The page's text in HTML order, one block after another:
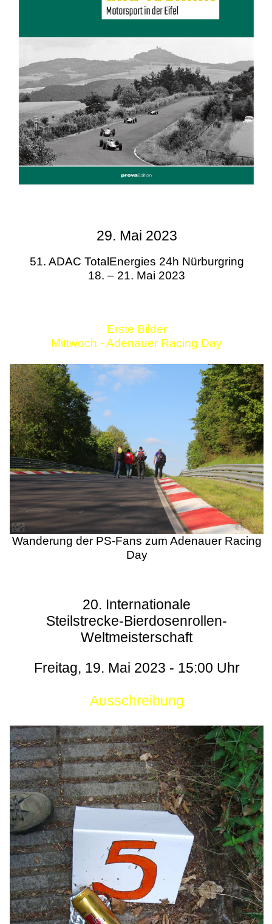
29. Mai 2023
51. ADAC TotalEnergies 24h Nürburgring
18. – 21. Mai 2023
Erste Bilder
Mittwoch - Adenauer Racing Day
Wanderung der PS-Fans zum Adenauer Racing
Day
20. Internationale
Steilstrecke-Bierdosenrollen-
Weltmeisterschaft
Freitag, 19. Mai 2023 - 15:00 Uhr
Ausschreibung